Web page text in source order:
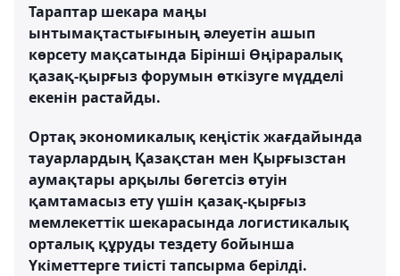
Тараптар шекара маңы
ынтымақтастығының әлеуетін ашып
көрсету мақсатында Бірінші Өңіраралық
қазақ-қырғыз форумын өткізуге мүдделі
екенін растайды.
Ортақ экономикалық кеңістік жағдайында
тауарлардың Қазақстан мен Қырғызстан
аумақтары арқылы бөгетсіз өтуін
қамтамасыз ету үшін қазақ-қырғыз
мемлекеттік шекарасында логистикалық
орталық құруды тездету бойынша
Үкіметтерге тиісті тапсырма берілді.